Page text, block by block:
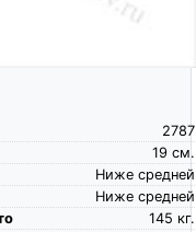
2787
см.
19
Ниже средней
Ниже средней
кг.
145